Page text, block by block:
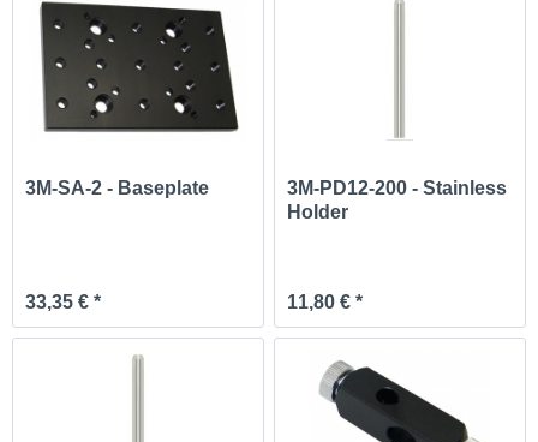
3M-SA-2 - Baseplate
33,35 € *
3M-PD12-200 - Stainless
Holder
11,80 € *